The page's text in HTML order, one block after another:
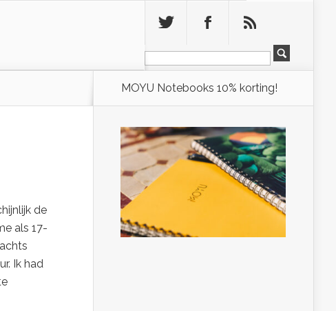
de
als 17-
Ik had
MOYU Notebooks 10% korting!